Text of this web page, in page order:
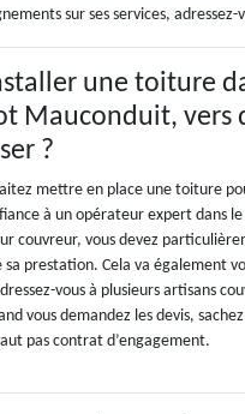
sur ses services, adressez-
une toiture
Mauconduit, vers
?
mettre en place une toiture
à un opérateur expert dans
couvreur, vous devez
sa prestation. Cela va également
vous à plusieurs artisans
vous demandez les devis,
pas contrat d’engagement.